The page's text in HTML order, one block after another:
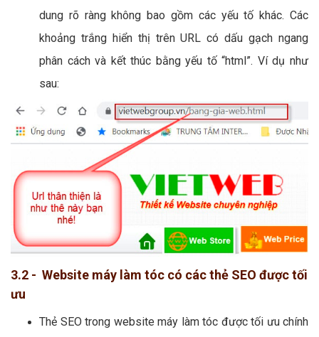
dung rõ ràng không bao gồm các yếu tố khác. Các
khoảng trắng hiển thị trên URL có dấu gạch ngang
phân cách và kết thúc bằng yếu tố “html”. Ví dụ như
sau:
3.2 - Website máy làm tóc có các thẻ SEO được tối
ưu
Thẻ SEO trong website máy làm tóc được tối ưu chính